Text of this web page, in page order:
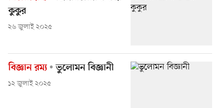
কুকুর
২৬ জুলাই ২০২৫
বিজ্ঞান রম্য ভুলোমন বিজ্ঞানী
১২ জুলাই ২০২৫